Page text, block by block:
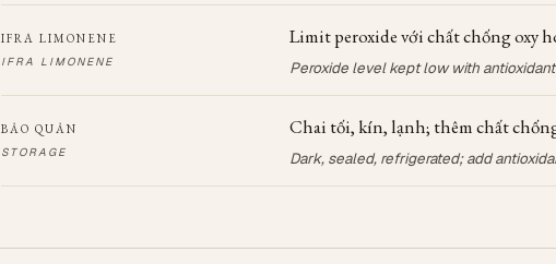
IFRA LIMONENE
IFRA LIMONENE
Limit peroxide với chất chống oxy
Peroxide level kept low with antioxidant
BẢO QUẢN
STORAGE
Chai tối, kín, lạnh; thêm chất
Dark, sealed, refrigerated; add